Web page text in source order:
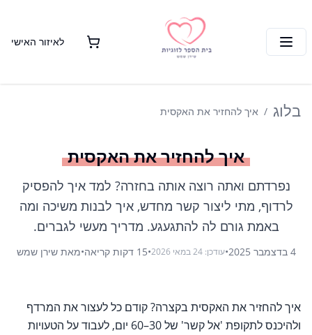
לאיזור האישי
בלוג איך להחזיר את האקסית
איך להחזיר את האקסית
נפרדתם ואתה רוצה אותה בחזרה? למד איך להפסיק
לרדוף, מתי ליצור קשר מחדש, איך לבנות משיכה ומה
באמת גורם לה להתגעגע. מדריך מעשי לגברים.
4 בדצמבר 2025 •עודכן: 24 במאי 2026 •
15 דקות קריאה•מאתשירן שמש
איך להחזיר את האקסית בקצרה? קודם כל לעצור את המרדף
ולהיכנס לתקופת 'אל קשר' של 30–60 יום, לעבוד על הטעויות